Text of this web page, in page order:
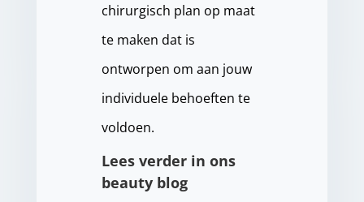
chirurgisch plan op maat
te maken dat is
ontworpen om aan jouw
individuele behoeften te
voldoen.
Lees verder in ons
beauty blog